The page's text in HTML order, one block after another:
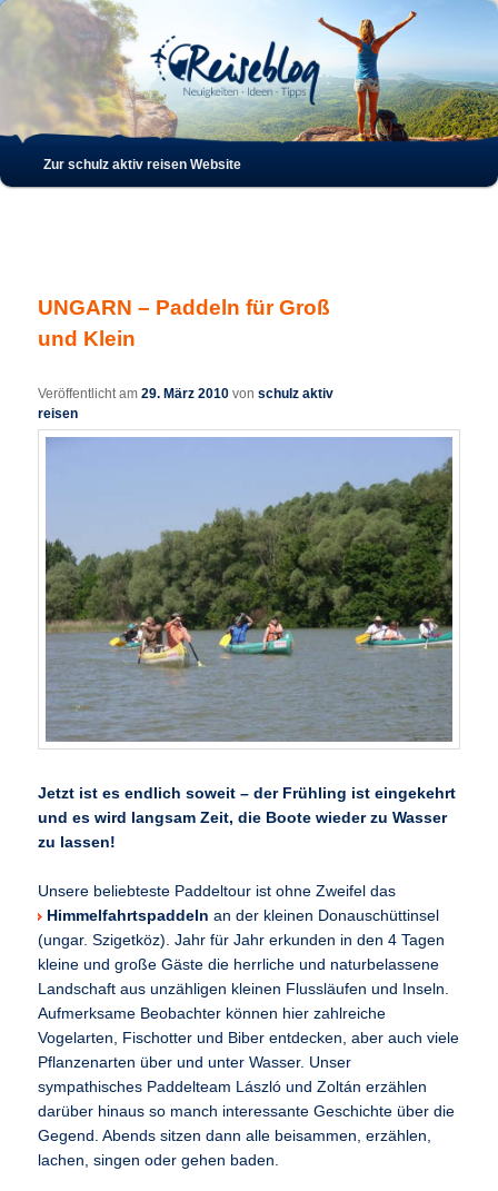
Hauptmenü
Zum
Zum
wechseln
Zur schulz aktiv reisen Website
UNGARN – Paddeln für Groß
und Klein
Veröffentlicht am29. März 2010 vonschulz aktiv
reisen
Jetzt ist es endlich soweit – der Frühling ist eingekehrt
und es wird langsam Zeit, die Boote wieder zu Wasser
zu lassen!
Unsere beliebteste Paddeltour ist ohne Zweifel das
Himmelfahrtspaddeln an der kleinen Donauschüttinsel
(ungar. Szigetköz). Jahr für Jahr erkunden in den 4 Tagen
kleine und große Gäste die herrliche und naturbelassene
Landschaft aus unzähligen kleinen Flussläufen und Inseln.
Aufmerksame Beobachter können hier zahlreiche
Vogelarten, Fischotter und Biber entdecken, aber auch viele
Pflanzenarten über und unter Wasser. Unser
sympathisches Paddelteam László und Zoltán erzählen
darüber hinaus so manch interessante Geschichte über die
Gegend. Abends sitzen dann alle beisammen, erzählen,
lachen, singen oder gehen baden.